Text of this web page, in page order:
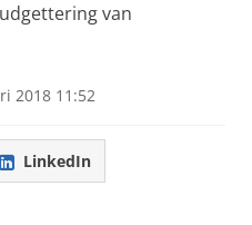
van
2018 11:52
LinkedIn